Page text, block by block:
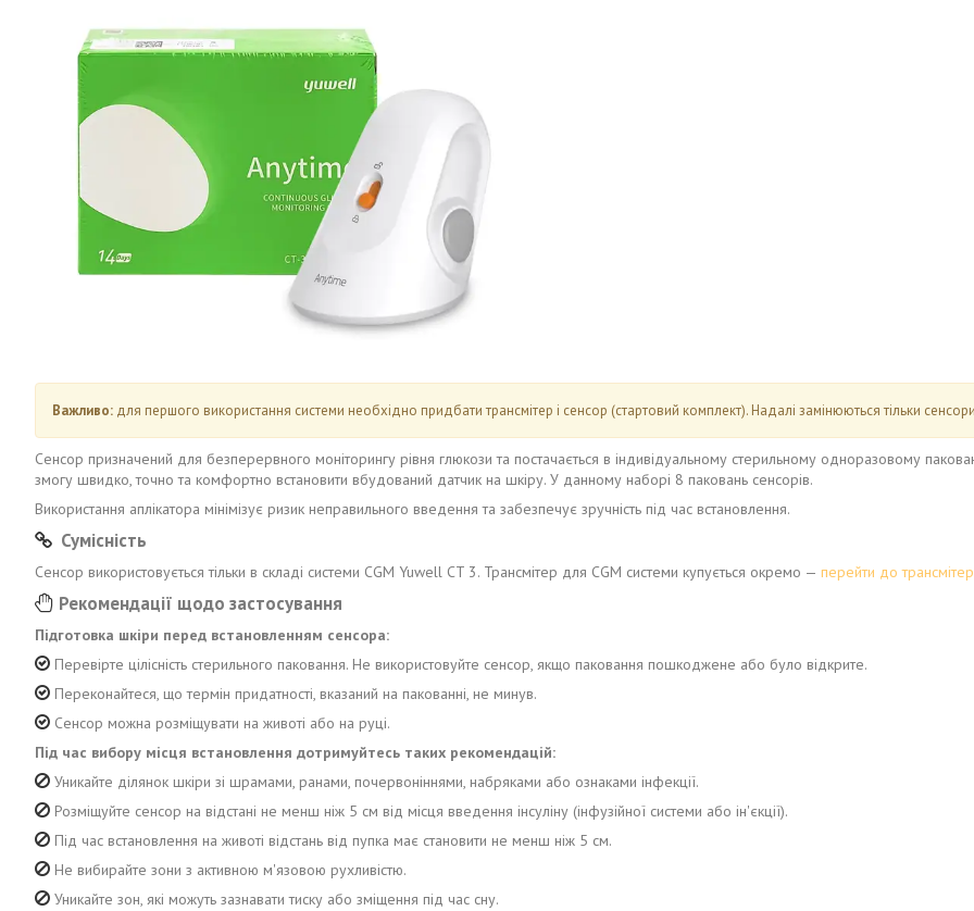
Важливо: для першого використання системи необхідно придбати трансмітер і сенсор (стартовий комплект). Надалі замінюються тільки
Сенсор призначений для безперервного моніторингу рівня глюкози та постачається в індивідуальному стерильному одноразовому
змогу швидко, точно та комфортно встановити вбудований датчик на шкіру. У данному наборі 8 паковань сенсорів.
Використання аплікатора мінімізує ризик неправильного введення та забезпечує зручність під час встановлення.
Сумісність
Сенсор використовується тільки в складі системи CGM Yuwell CT 3. Трансмітер для CGM системи купується окремо — перейти до
Рекомендації щодо застосування
Підготовка шкіри перед встановленням сенсора:
Перевірте цілісність стерильного паковання. Не використовуйте сенсор, якщо паковання пошкоджене або було відкрите.
Переконайтеся, що термін придатності, вказаний на пакованні, не минув.
Сенсор можна розміщувати на животі або на руці.
Під час вибору місця встановлення дотримуйтесь таких рекомендацій:
Уникайте ділянок шкіри зі шрамами, ранами, почервоніннями, набряками або ознаками інфекції.
Розміщуйте сенсор на відстані не менш ніж 5 см від місця введення інсуліну (інфузійної системи або ін'єкції).
Під час встановлення на животі відстань від пупка має становити не менш ніж 5 см.
Не вибирайте зони з активною м'язовою рухливістю.
Уникайте зон, які можуть зазнавати тиску або зміщення під час сну.